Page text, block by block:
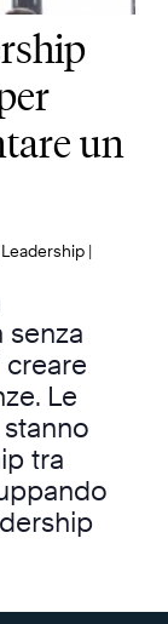
un
Leadership |
senza
creare
Le
tra